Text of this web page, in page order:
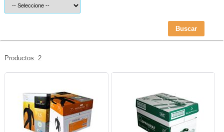
Buscar
Productos: 2